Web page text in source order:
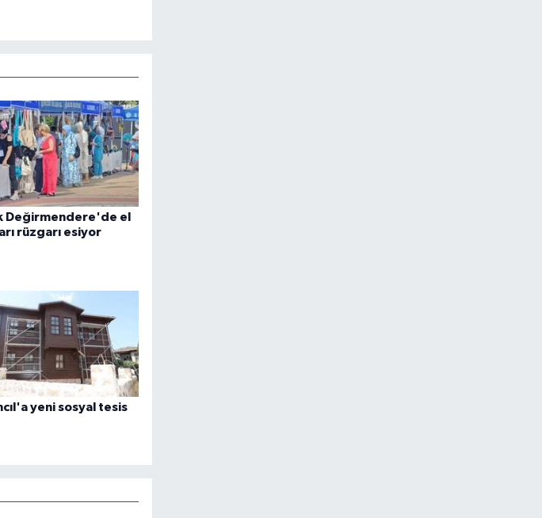
Değirmendere'de el
rüzgarı esiyor
yeni sosyal tesis